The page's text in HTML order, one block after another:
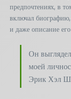
предпочтениях, в
включал биографию,
и даже описание
Он
моей
Эрик Хэл